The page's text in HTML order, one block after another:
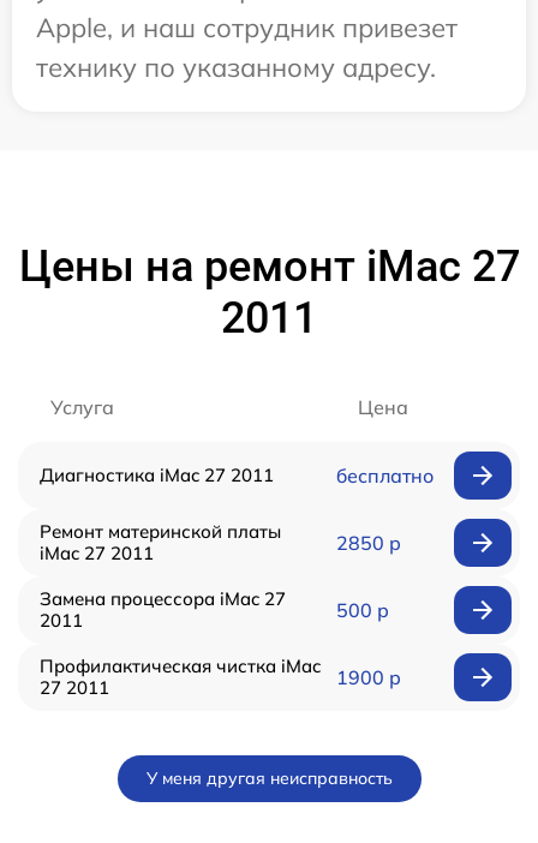
Apple, и наш сотрудник привезет
технику по указанному адресу.
Цены на ремонт iMac 27
2011
Услуга Цена
Диагностика iMac 27 2011 бесплатно
Ремонт материнской платы
iMac 27 2011
2850 р
Замена процессора iMac 27
2011
500 р
Профилактическая чистка iMac
27 2011
1900 р
У меня другая неисправность